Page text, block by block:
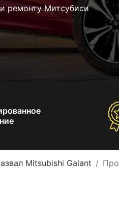
ремонту Митсубиси
Mitsubishi Galant